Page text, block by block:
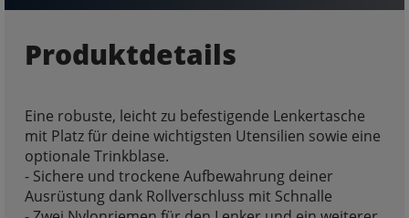
Produktdetails
Eine robuste, leicht zu befestigende Lenkertasche
mit Platz für deine wichtigsten Utensilien sowie eine
optionale Trinkblase.
- Sichere und trockene Aufbewahrung deiner
Ausrüstung dank Rollverschluss mit Schnalle